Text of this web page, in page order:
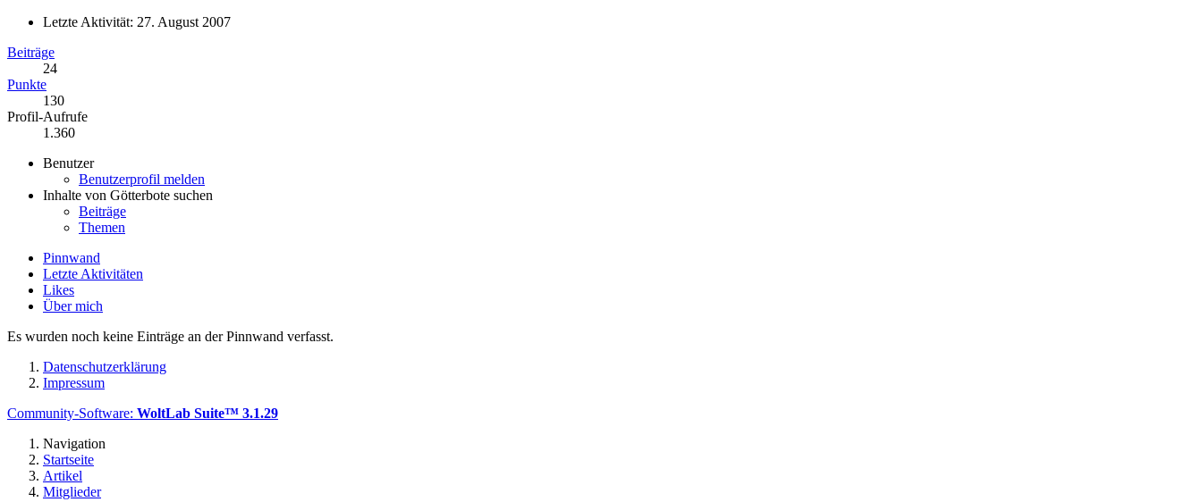
Letzte Aktivität: 27. August 2007
Beiträge
24
Punkte
130
Profil-Aufrufe
1.360
Benutzer
Benutzerprofil melden
Inhalte von Götterbote suchen
Beiträge
Themen
Pinnwand
Letzte Aktivitäten
Likes
Über mich
Es wurden noch keine Einträge an der Pinnwand verfasst.
Datenschutzerklärung
Impressum
Community-Software: WoltLab Suite™ 3.1.29
Navigation
Startseite
Artikel
Mitglieder